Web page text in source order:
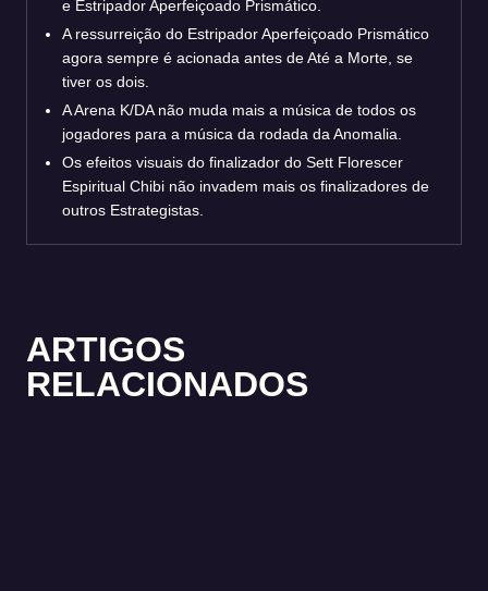
e Estripador Aperfeiçoado Prismático.
A ressurreição do Estripador Aperfeiçoado Prismático
agora sempre é acionada antes de Até a Morte, se
tiver os dois.
A Arena K/DA não muda mais a música de todos os
jogadores para a música da rodada da Anomalia.
Os efeitos visuais do finalizador do Sett Florescer
Espiritual Chibi não invadem mais os finalizadores de
outros Estrategistas.
ARTIGOS
RELACIONADOS